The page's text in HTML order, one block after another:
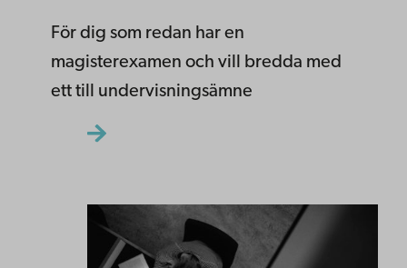
För dig som redan har en
magisterexamen och vill bredda med
ett till undervisningsämne